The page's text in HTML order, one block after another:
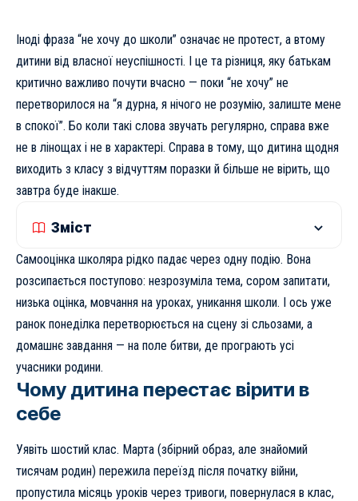
Іноді фраза “не хочу до школи” означає не протест, а втому
дитини від власної неуспішності. І це та різниця, яку батькам
критично важливо почути вчасно — поки “не хочу” не
перетворилося на “я дурна, я нічого не розумію, залиште мене
в спокої”. Бо коли такі слова звучать регулярно, справа вже
не в лінощах і не в характері. Справа в тому, що дитина щодня
виходить з класу з відчуттям поразки й більше не вірить, що
завтра буде інакше.
Зміст
Самооцінка школяра рідко падає через одну подію. Вона
розсипається поступово: незрозуміла тема, сором запитати,
низька оцінка, мовчання на уроках, уникання школи. І ось уже
ранок понеділка перетворюється на сцену зі сльозами, а
домашнє завдання — на поле битви, де програють усі
учасники родини.
Чому дитина перестає вірити в
себе
Уявіть шостий клас. Марта (збірний образ, але знайомий
тисячам родин) пережила переїзд після початку війни,
пропустила місяць уроків через тривоги, повернулася в клас,